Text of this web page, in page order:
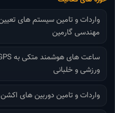
مهندسی گارمین
ورزشی و خلبانی
واردات و تامین دوربین های اکشن